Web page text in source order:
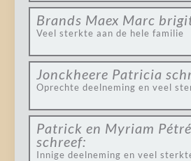
Brands Maex Marc
Veel sterkte aan de hele familie
Jonckheere Patricia
Oprechte deelneming en veel
Patrick en Myriam
schreef:
Innige deelneming en veel